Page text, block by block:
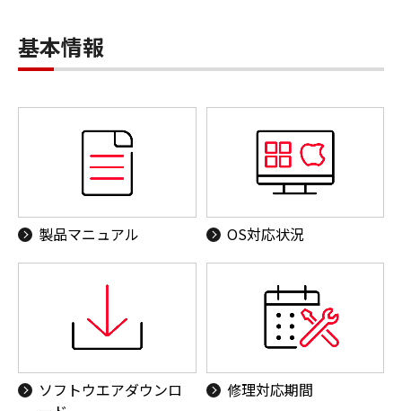
基本情報
製品マニュアル OS対応状況
ソフトウエアダウンロ
修理対応期間